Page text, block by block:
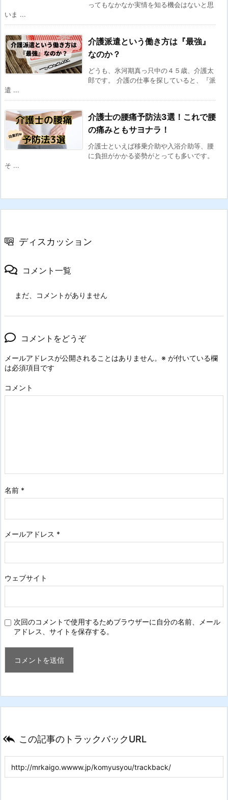
ってもなかなか実情を知る機会はないと思
いま ...
介護派遣という働き方は『最強』
なのか？
どうも、氷河期真っ只中の４５歳、介護太
郎です。 介護の仕事を探していると、『派
遣 ...
介護士の腰痛予防法3選！これで腰
の痛みともサヨナラ！
介護士といえば移乗介助や入浴介助等、腰
に負担がかかる姿勢がとっても多いです。
そ ...
ディスカッション
コメント一覧
まだ、コメントがありません
コメントをどうぞ
メールアドレスが公開されることはありません。 ※ が付いている欄
は必須項目です
コメント
名前 *
メールアドレス *
ウェブサイト
次回のコメントで使用するためブラウザーに自分の名前、メール
アドレス、サイトを保存する。
 この記事のトラックバックURL